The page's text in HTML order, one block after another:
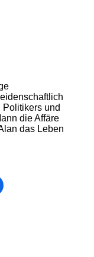
und
die Affäre
das Leben